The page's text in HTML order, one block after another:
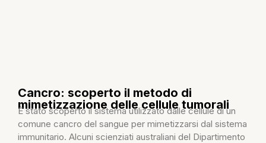
Cancro: scoperto il metodo di
mimetizzazione delle cellule tumorali
È stato scoperto il sistema utilizzato dalle cellule di un
comune cancro del sangue per mimetizzarsi dal sistema
immunitario. Alcuni scienziati australiani del Dipartimento